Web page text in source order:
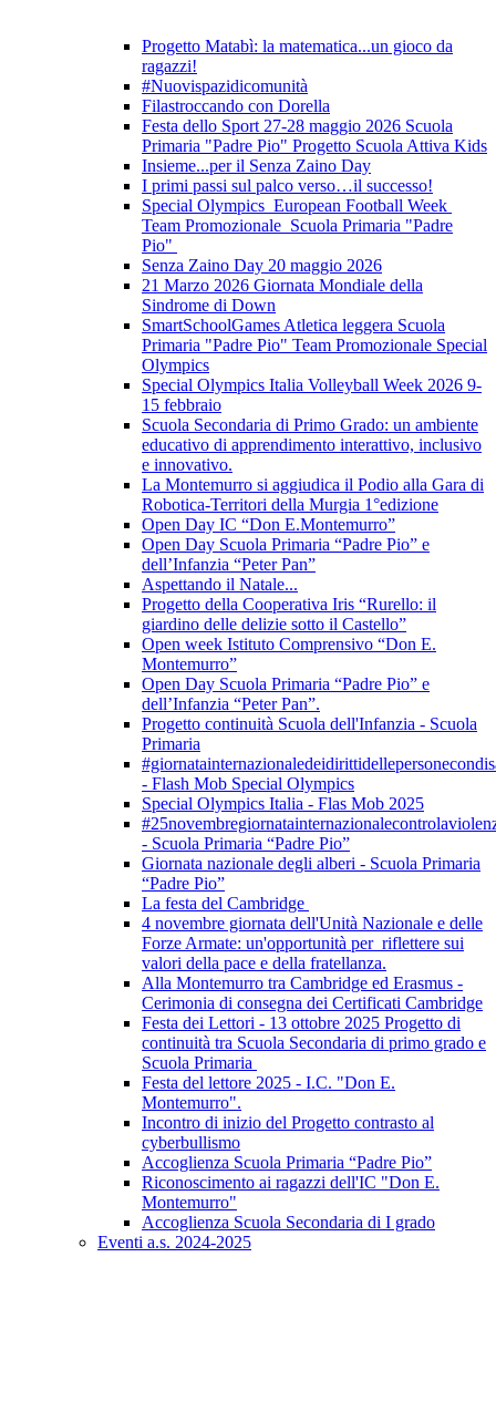
Progetto Matabì: la matematica...un gioco da
ragazzi!
#Nuovispazidicomunità
Filastroccando con Dorella
Festa dello Sport 27-28 maggio 2026 Scuola
Primaria "Padre Pio" Progetto Scuola Attiva Kids
Insieme...per il Senza Zaino Day
I primi passi sul palco verso…il successo!
Special Olympics European Football Week
Team Promozionale Scuola Primaria "Padre
Pio"
Senza Zaino Day 20 maggio 2026
21 Marzo 2026 Giornata Mondiale della
Sindrome di Down
SmartSchoolGames Atletica leggera Scuola
Primaria "Padre Pio" Team Promozionale Special
Olympics
Special Olympics Italia Volleyball Week 2026 9-
15 febbraio
Scuola Secondaria di Primo Grado: un ambiente
educativo di apprendimento interattivo, inclusivo
e innovativo.
La Montemurro si aggiudica il Podio alla Gara di
Robotica-Territori della Murgia 1°edizione
Open Day IC “Don E.Montemurro”
Open Day Scuola Primaria “Padre Pio” e
dell’Infanzia “Peter Pan”
Aspettando il Natale...
Progetto della Cooperativa Iris “Rurello: il
giardino delle delizie sotto il Castello”
Open week Istituto Comprensivo “Don E.
Montemurro”
Open Day Scuola Primaria “Padre Pio” e
dell’Infanzia “Peter Pan”.
Progetto continuità Scuola dell'Infanzia - Scuola
Primaria
- Flash Mob Special Olympics
Special Olympics Italia - Flas Mob 2025
- Scuola Primaria “Padre Pio”
Giornata nazionale degli alberi - Scuola Primaria
“Padre Pio”
La festa del Cambridge
4 novembre giornata dell'Unità Nazionale e delle
Forze Armate: un'opportunità per riflettere sui
valori della pace e della fratellanza.
Alla Montemurro tra Cambridge ed Erasmus -
Cerimonia di consegna dei Certificati Cambridge
Festa dei Lettori - 13 ottobre 2025 Progetto di
continuità tra Scuola Secondaria di primo grado e
Scuola Primaria
Festa del lettore 2025 - I.C. "Don E.
Montemurro".
Incontro di inizio del Progetto contrasto al
cyberbullismo
Accoglienza Scuola Primaria “Padre Pio”
Riconoscimento ai ragazzi dell'IC "Don E.
Montemurro"
Accoglienza Scuola Secondaria di I grado
Eventi a.s. 2024-2025